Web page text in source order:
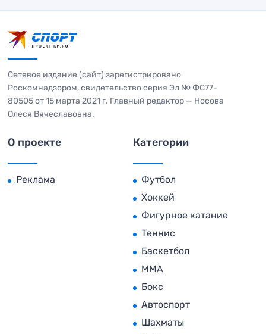
Сетевое издание (сайт) зарегистрировано
Роскомнадзором, свидетельство серия Эл № ФС77-
80505 от 15 марта 2021 г. Главный редактор — Носова
Олеся Вячеславовна.
О проекте
Реклама
Категории
Футбол
Хоккей
Фигурное катание
Теннис
Баскетбол
MMA
Бокс
Автоспорт
Шахматы